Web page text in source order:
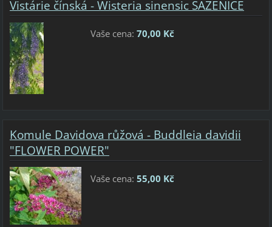
Vistárie čínská - Wisteria sinensic SAZENICE
Vaše cena: 70,00 Kč
Komule Davidova růžová - Buddleia davidii
"FLOWER POWER"
Vaše cena: 55,00 Kč